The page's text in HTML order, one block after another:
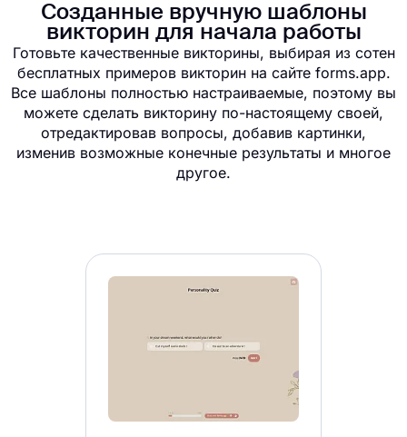
Созданные вручную шаблоны
викторин для начала работы
Готовьте качественные викторины, выбирая из сотен
бесплатных примеров викторин на сайте forms.app.
Все шаблоны полностью настраиваемые, поэтому вы
можете сделать викторину по-настоящему своей,
отредактировав вопросы, добавив картинки,
изменив возможные конечные результаты и многое
другое.